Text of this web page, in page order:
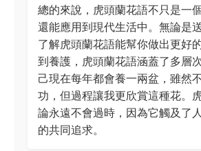
總的來說，虎頭蘭花語不只是一
還能應用到現代生活中。無論是
了解虎頭蘭花語能幫你做出更好
到養護，虎頭蘭花語涵蓋了多層
己現在每年都會養一兩盆，雖然
功，但過程讓我更欣賞這種花。
論永遠不會過時，因為它觸及了
的共同追求。